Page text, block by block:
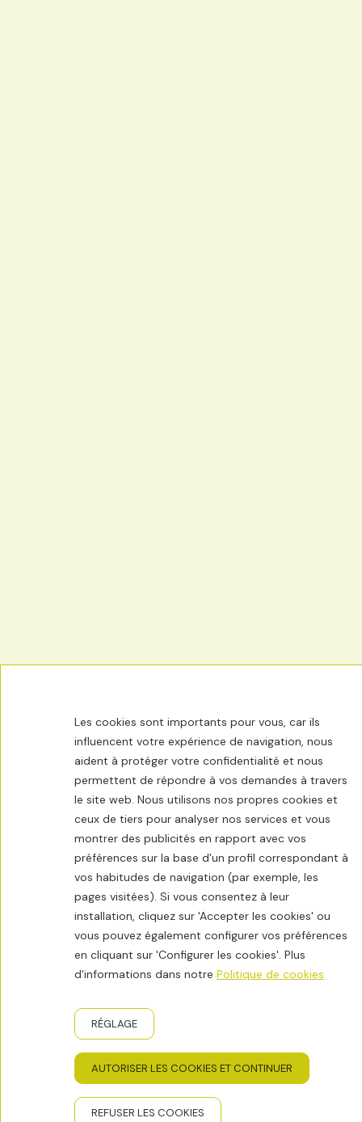
Les cookies sont importants pour vous, car ils
influencent votre expérience de navigation, nous
aident à protéger votre confidentialité et nous
permettent de répondre à vos demandes à travers
le site web. Nous utilisons nos propres cookies et
ceux de tiers pour analyser nos services et vous
montrer des publicités en rapport avec vos
préférences sur la base d'un profil correspondant à
vos habitudes de navigation (par exemple, les
pages visitées). Si vous consentez à leur
installation, cliquez sur 'Accepter les cookies' ou
vous pouvez également configurer vos préférences
en cliquant sur 'Configurer les cookies'. Plus
d'informations dans notre Politique de cookies
RÉGLAGE
AUTORISER LES COOKIES ET CONTINUER
REFUSER LES COOKIES